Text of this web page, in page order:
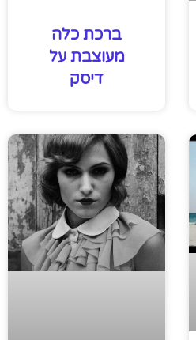
ברכת כלה
מעוצבת על
דיסק